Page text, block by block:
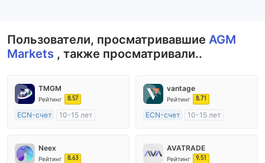
Пользователи, просматривавшие AGM
Markets , также просматривали..
TMGM
Рейтинг 8.57
ECN-счет
10-15 лет
Маркет-Мейкинг (MM)
Основной стандарт MT4
vantage
Рейтинг 8.71
ECN-счет
10-15 лет
Основной стандарт MT4
Neex
Рейтинг 8.63
AVATRADE
Рейтинг 9.51